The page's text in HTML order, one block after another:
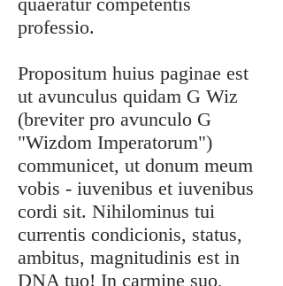
professio.
Propositum huius paginae est
ut avunculus quidam G Wiz
(breviter pro avunculo G
"Wizdom Imperatorum")
communicet, ut donum meum
vobis - iuvenibus et iuvenibus
cordi sit. Nihilominus tui
currentis condicionis, status,
ambitus, magnitudinis est in
DNA tuo! In carmine suo,